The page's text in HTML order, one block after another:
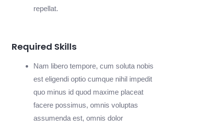
repellat.
Required Skills
Nam libero tempore, cum soluta nobis
est eligendi optio cumque nihil impedit
quo minus id quod maxime placeat
facere possimus, omnis voluptas
assumenda est, omnis dolor